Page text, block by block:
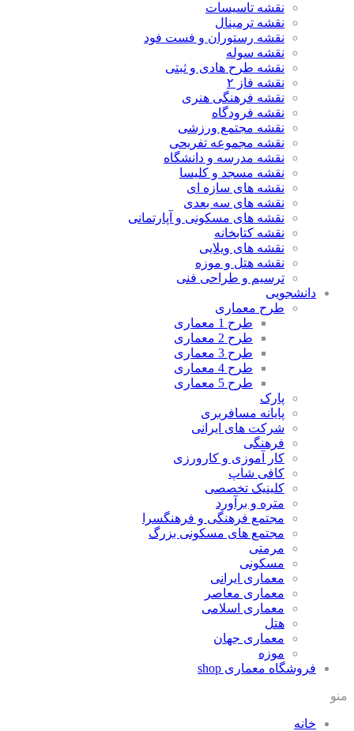
نقشه تاسیسات
نقشه ترمینال
نقشه رستوران و فست فود
نقشه سوله
نقشه طرح هادی و ثبتی
نقشه فاز ۲
نقشه فرهنگی هنری
نقشه فرودگاه
نقشه مجتمع ورزشی
نقشه مجموعه تفریحی
نقشه مدرسه و دانشگاه
نقشه مسجد و کلیسا
نقشه های سازه ای
نقشه های سه بعدی
نقشه های مسکونی و آپارتمانی
نقشه کتابخانه
نقشه های ویلایی
نقشه هتل و موزه
ترسیم و طراحی فنی
دانشجویی
طرح معماری
طرح 1 معماری
طرح 2 معماری
طرح 3 معماری
طرح 4 معماری
طرح 5 معماری
پارک
پایانه مسافربری
شرکت های ایرانی
فرهنگی
کار آموزی و کارورزی
کافی شاپ
کلینیک تخصصی
متره و برآورد
مجتمع فرهنگی و فرهنگسرا
مجتمع های مسکونی بزرگ
مرمتی
مسکونی
معماری ایرانی
معماری معاصر
معماری اسلامی
هتل
معماری جهان
موزه
فروشگاه معماری shop
منو
خانه